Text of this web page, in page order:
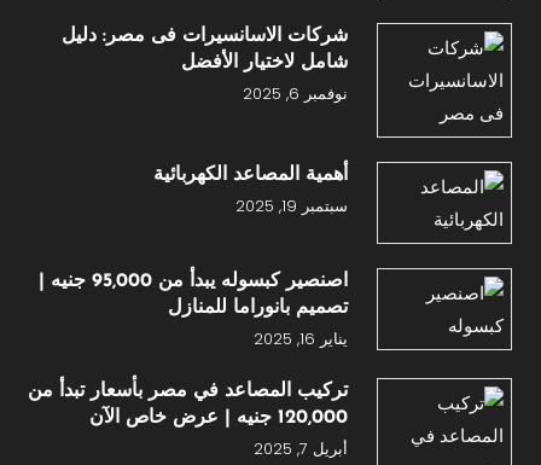
شركات الاسانسيرات فى مصر: دليل
شامل لاختيار الأفضل
نوفمبر 6, 2025
أهمية المصاعد الكهربائية
سبتمبر 19, 2025
اصنصير كبسوله يبدأ من 95,000 جنيه |
تصميم بانوراما للمنازل
يناير 16, 2025
تركيب المصاعد في مصر بأسعار تبدأ من
120,000 جنيه | عرض خاص الآن
أبريل 7, 2025